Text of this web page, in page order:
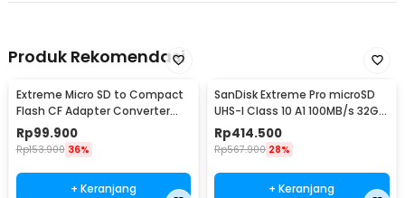
kecepatannya. Software ini telah tersedia di Windows versi 10 ke
Kelengkapan Produk
1 x Samsung EVO Plus MicroSD U3 V30 A2 160MB/s
1 x Adapter
Produk Rekomendasi
Extreme Micro SD to Compact
Flash CF Adapter Converter
Type I UDMA - TSR58
Rp99.900
Rp153.900 36%
+ Keranjang
SanDisk Extreme Pro microSD
UHS-I Class 10 A1 100MB/s 32GB
- SDSQXCG
Rp414.500
Rp567.900 28%
+ Keranjang